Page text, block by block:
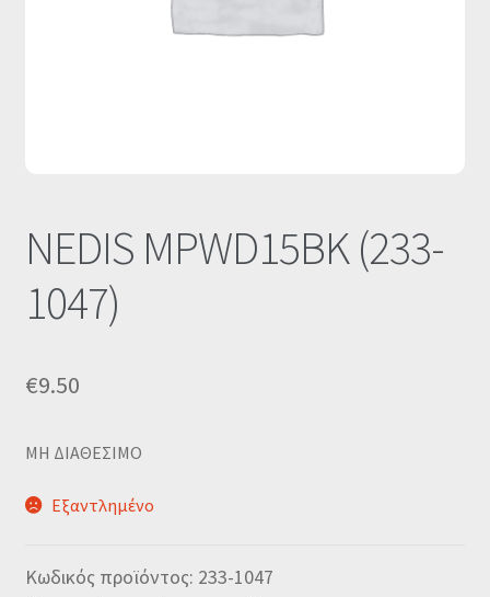
NEDIS MPWD15BK (233-
1047)
€9.50
MΗ ΔΙΑΘΕΣΙΜΟ
Εξαντλημένο
Κωδικός προϊόντος: 233-1047